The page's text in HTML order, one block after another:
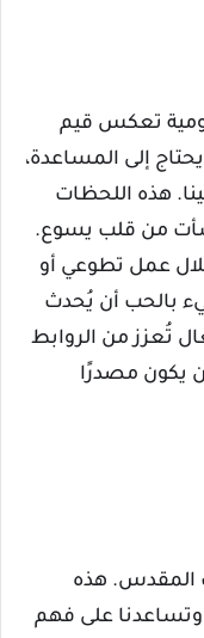
تعكس قيم
إلى المساعدة،
هذه اللحظات
من قلب يسوع.
عمل تطوعي أو
بالحب أن يُحدث
تُعزز من الروابط
يكون مصدرًا
المقدس. هذه
وتساعدنا على فهم